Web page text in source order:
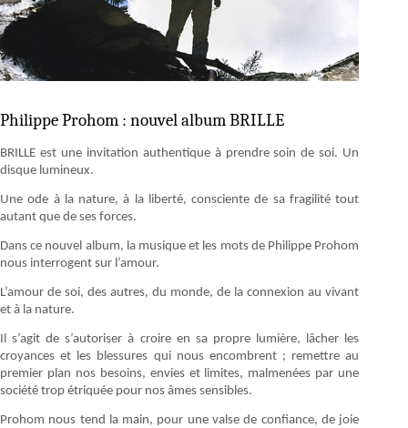
Philippe Prohom : nouvel album BRILLE
BRILLE est une invitation authentique à prendre soin de soi. Un
disque lumineux.
Une ode à la nature, à la liberté, consciente de sa fragilité tout
autant que de ses forces.
Dans ce nouvel album, la musique et les mots de Philippe Prohom
nous interrogent sur l’amour.
L’amour de soi, des autres, du monde, de la connexion au vivant
et à la nature.
Il s’agit de s’autoriser à croire en sa propre lumière, lâcher les
croyances et les blessures qui nous encombrent ; remettre au
premier plan nos besoins, envies et limites, malmenées par une
société trop étriquée pour nos âmes sensibles.
Prohom nous tend la main, pour une valse de confiance, de joie